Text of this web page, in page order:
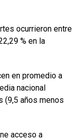
ocurrieron entre
% en la
en promedio a
nacional
(9,5 años menos
acceso a